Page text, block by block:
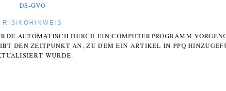
DS-GVO
RISIKOHINWEIS
AUTOMATISCH DURCH EIN COMPUTERPROGRAMM
DEN ZEITPUNKT AN, ZU DEM EIN ARTIKEL IN PPQ
WURDE.